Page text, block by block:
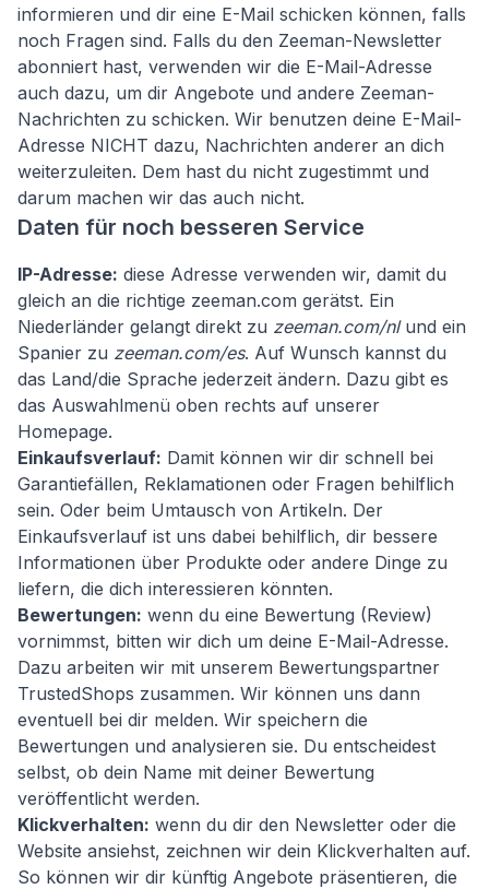
informieren und dir eine E-Mail schicken können, falls
noch Fragen sind. Falls du den Zeeman-Newsletter
abonniert hast, verwenden wir die E-Mail-Adresse
auch dazu, um dir Angebote und andere Zeeman-
Nachrichten zu schicken. Wir benutzen deine E-Mail-
Adresse NICHT dazu, Nachrichten anderer an dich
weiterzuleiten. Dem hast du nicht zugestimmt und
darum machen wir das auch nicht.
Daten für noch besseren Service
IP-Adresse: diese Adresse verwenden wir, damit du
gleich an die richtige zeeman.com gerätst. Ein
Niederländer gelangt direkt zu zeeman.com/nlund ein
Spanier zu zeeman.com/es. Auf Wunsch kannst du
das Land/die Sprache jederzeit ändern. Dazu gibt es
das Auswahlmenü oben rechts auf unserer
Homepage.
Einkaufsverlauf: Damit können wir dir schnell bei
Garantiefällen, Reklamationen oder Fragen behilflich
sein. Oder beim Umtausch von Artikeln. Der
Einkaufsverlauf ist uns dabei behilflich, dir bessere
Informationen über Produkte oder andere Dinge zu
liefern, die dich interessieren könnten.
Bewertungen: wenn du eine Bewertung (Review)
vornimmst, bitten wir dich um deine E-Mail-Adresse.
Dazu arbeiten wir mit unserem Bewertungspartner
TrustedShops zusammen. Wir können uns dann
eventuell bei dir melden. Wir speichern die
Bewertungen und analysieren sie. Du entscheidest
selbst, ob dein Name mit deiner Bewertung
veröffentlicht werden.
Klickverhalten: wenn du dir den Newsletter oder die
Website ansiehst, zeichnen wir dein Klickverhalten auf.
So können wir dir künftig Angebote präsentieren, die